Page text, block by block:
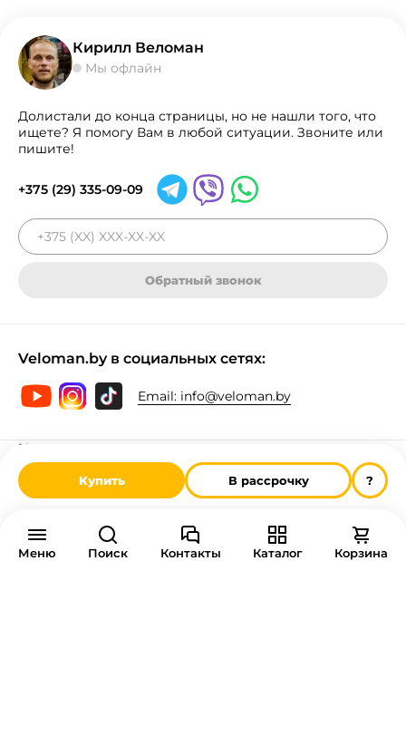
Купить В рассрочку ?
Кирилл Веломан
Мы офлайн
Долистали до конца страницы, но не нашли того, что
ищете? Я помогу Вам в любой ситуации. Звоните или
пишите!
+375 (29) 335-09-09
Обратный звонок
Veloman.by в социальных сетях:
Email: info@veloman.by
Категории велосипедов
Гибридные велосипеды
Горные велосипеды
Двухподвесные велосипеды
Детские велосипеды
Комфортные велосипеды
Меню Поиск Контакты Каталог Корзина